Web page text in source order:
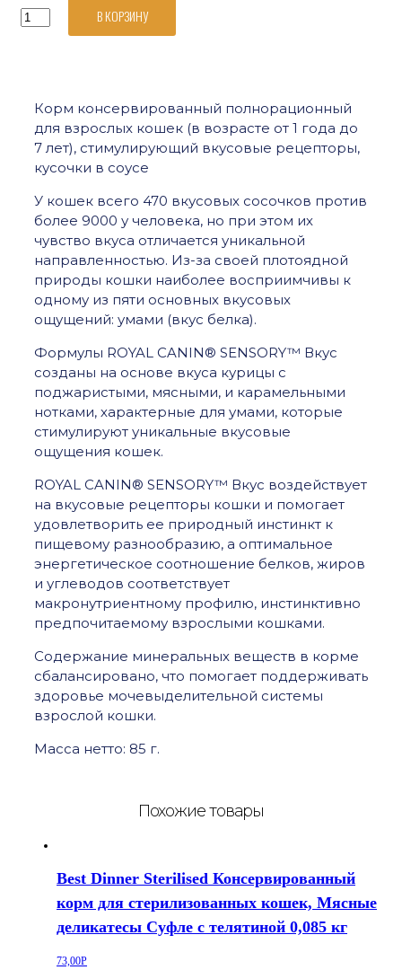
Количество
товара
консервированный
корм
для
кошек,
стимулирующий
вкусовые
рецепторы,
кусочки
В КОРЗИНУ
Корм консервированный полнорационный
для взрослых кошек (в возрасте от 1 года до
7 лет), стимулирующий вкусовые рецепторы,
кусочки в соусе
У кошек всего 470 вкусовых сосочков против
более 9000 у человека, но при этом их
чувство вкуса отличается уникальной
направленностью. Из-за своей плотоядной
природы кошки наиболее восприимчивы к
одному из пяти основных вкусовых
ощущений: умами (вкус белка).
Формулы ROYAL CANIN® SENSORY™ Вкус
созданы на основе вкуса курицы с
поджаристыми, мясными, и карамельными
нотками, характерные для умами, которые
стимулируют уникальные вкусовые
ощущения кошек.
ROYAL CANIN® SENSORY™ Вкус воздействует
на вкусовые рецепторы кошки и помогает
удовлетворить ее природный инстинкт к
пищевому разнообразию, а оптимальное
энергетическое соотношение белков, жиров
и углеводов соответствует
макронутриентному профилю, инстинктивно
предпочитаемому взрослыми кошками.
Содержание минеральных веществ в корме
сбалансировано, что помогает поддерживать
здоровье мочевыделительной системы
взрослой кошки.
Масса нетто: 85 г.
Похожие товары
Best Dinner Sterilised Консервированный
корм для стерилизованных кошек, Мясные
деликатесы Суфле с телятиной 0,085 кг
73,00Р